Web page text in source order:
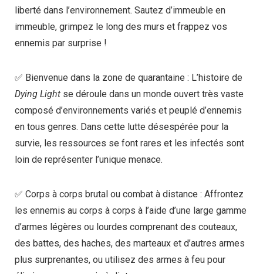
liberté dans l’environnement. Sautez d’immeuble en
immeuble, grimpez le long des murs et frappez vos
ennemis par surprise !
✅ Bienvenue dans la zone de quarantaine : L’histoire de
Dying Light se déroule dans un monde ouvert très vaste
composé d’environnements variés et peuplé d’ennemis
en tous genres. Dans cette lutte désespérée pour la
survie, les ressources se font rares et les infectés sont
loin de représenter l’unique menace.
✅ Corps à corps brutal ou combat à distance : Affrontez
les ennemis au corps à corps à l’aide d’une large gamme
d’armes légères ou lourdes comprenant des couteaux,
des battes, des haches, des marteaux et d’autres armes
plus surprenantes, ou utilisez des armes à feu pour